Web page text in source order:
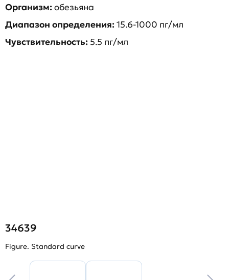
Организм:обезьяна
Диапазон определения:15.6-1000 пг/мл
Чувствительность: 5.5 пг/мл
34639
Figure. Standard curve